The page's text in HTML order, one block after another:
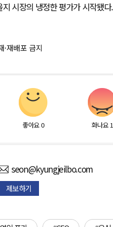
시장의 냉정한 평가가 시작됐다.
재배포 금지
좋아요 0 화나요 1
seon@kyungjeilbo.com
제보하기